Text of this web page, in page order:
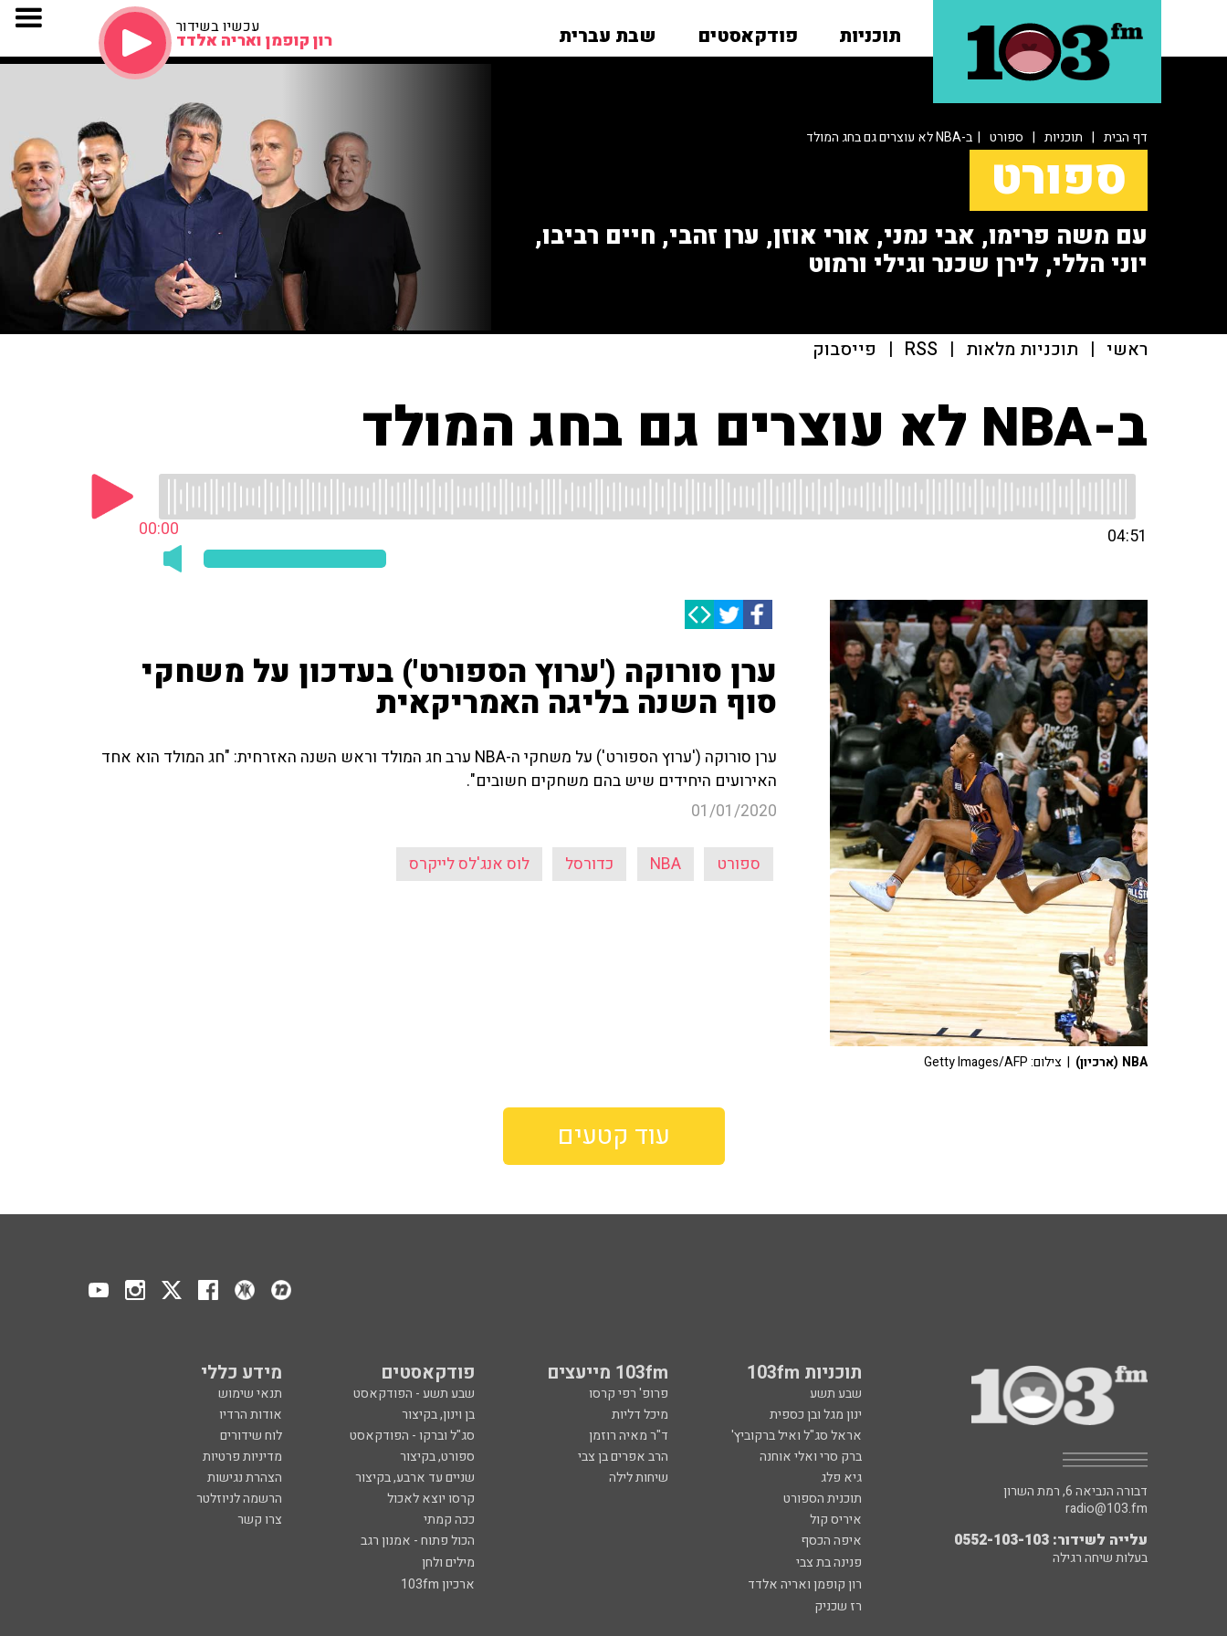
תוכניות פודקאסטים שבת עברית עכשיו בשידור
רון קופמן ואריה אלדד
דף הבית | תוכניות | ספורט | ב-NBA לא עוצרים גם בחג המולד
ספורט
עם משה פרימו, אבי נמני, אורי אוזן, ערן זהבי, חיים רביבו,
יוני הללי, לירן שכנר וגילי ורמוט
ראשי | תוכניות מלאות |
RSS
| פייסבוק
ב-NBA לא עוצרים גם בחג המולד
00:00 04:51
ערן סורוקה ('ערוץ הספורט') בעדכון על משחקי
סוף השנה בליגה האמריקאית
ערן סורוקה ('ערוץ הספורט') על משחקי ה-NBA ערב חג המולד וראש השנה האזרחית: "חג המולד הוא אחד
האירועים היחידים שיש בהם משחקים חשובים".
01/01/2020
ספורט NBA כדורסל לוס אנג'לס לייקרס
NBA (ארכיון) | צילום: Getty Images/AFP
עוד קטעים
תוכניות 103fm 103fm מייעצים פודקאסטים מידע כללי
שבע תשע פרופ' רפי קרסו שבע תשע - הפודקאסט
תנאי שימוש
ינון מגל ובן כספית
מיכל דליות בן וינון, בקיצור
אודות הרדיו
אראל סג"ל ואיל ברקוביץ'
ד"ר מאיה רוזמן סג"ל וברקו - הפודקאסט
לוח שידורים
ברק סרי ואלי אוחנה
הרב אפרים בן צבי ספורט, בקיצור
מדיניות פרטיות
גיא פלג
שיחות לילה שניים עד ארבע, בקיצור
הצהרת נגישות
תוכנית הספורט
קרסו יוצא לאכול
הרשמה לניוזלטר
איריס קול
ככה קמתי
צרו קשר
איפה הכסף
הכול פתוח - אמנון רגב
פנינה בת צבי
מילים ולחן
רון קופמן ואריה אלדד
ארכיון 103fm
רז שכניק
דבורה הנביאה 6, רמת השרון
radio@103.fm
עלייה לשידור: 0552-103-103
בעלות שיחה רגילה